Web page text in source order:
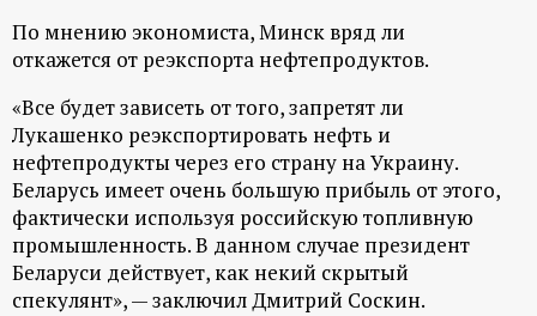
По мнению экономиста, Минск вряд ли
откажется от реэкспорта нефтепродуктов.
«Все будет зависеть от того, запретят ли
Лукашенко реэкспортировать нефть и
нефтепродукты через его страну на Украину.
Беларусь имеет очень большую прибыль от этого,
фактически используя российскую топливную
промышленность. В данном случае президент
Беларуси действует, как некий скрытый
спекулянт», — заключил Дмитрий Соскин.